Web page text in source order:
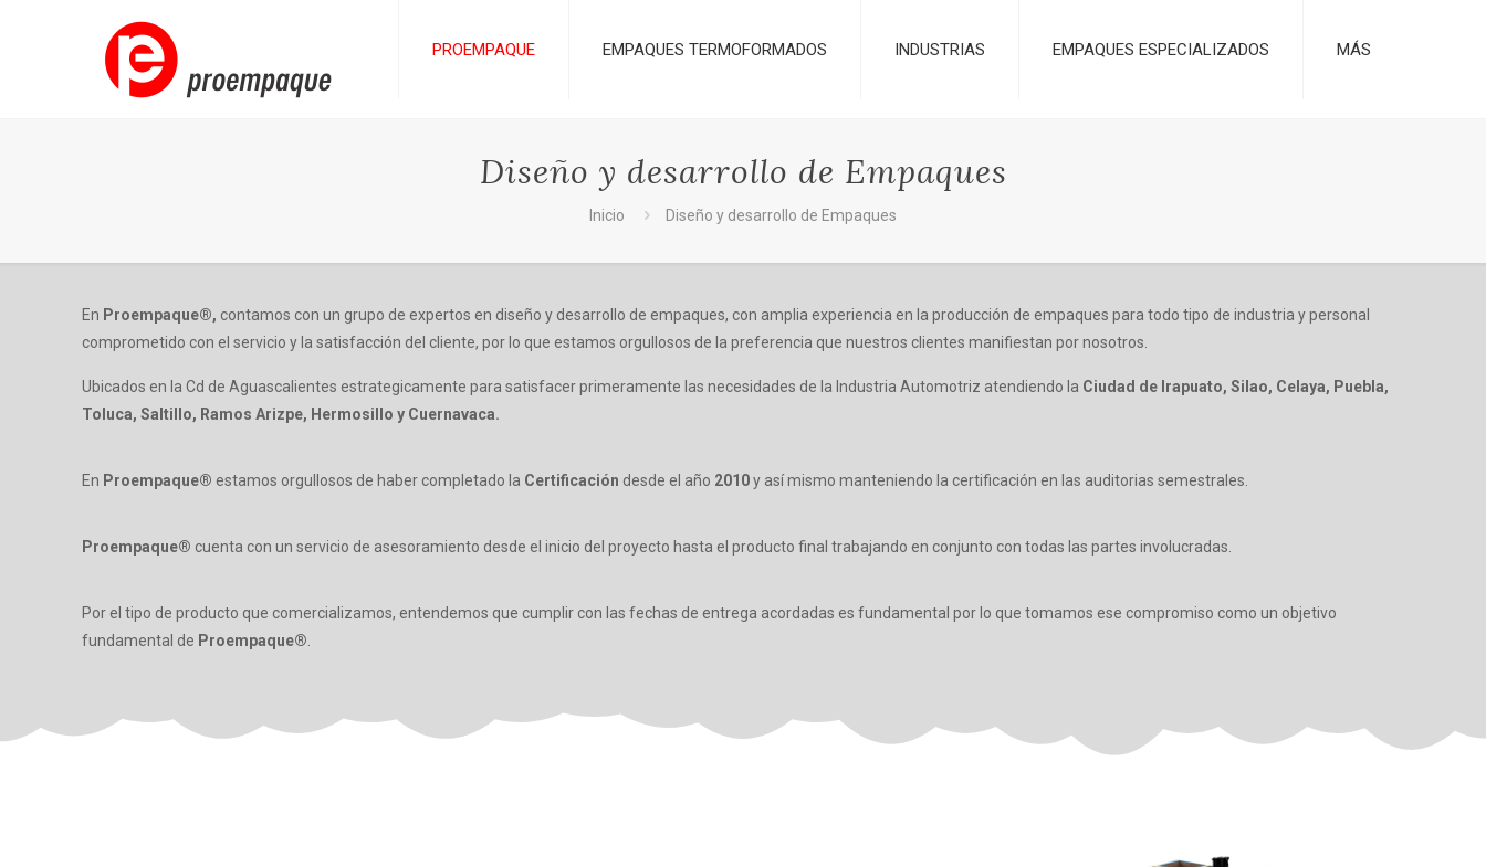
PROEMPAQUE EMPAQUES TERMOFORMADOS INDUSTRIAS EMPAQUES ESPECIALIZADOS MÁS
Diseño y desarrollo de Empaques
Inicio Diseño y desarrollo de Empaques
En Proempaque®, contamos con un grupo de expertos en diseño y desarrollo de empaques, con amplia experiencia en la producción de empaques para todo tipo de industria y personal
comprometido con el servicio y la satisfacción del cliente, por lo que estamos orgullosos de la preferencia que nuestros clientes manifiestan por nosotros.
Ubicados en la Cd de Aguascalientes estrategicamente para satisfacer primeramente las necesidades de la Industria Automotriz atendiendo la Ciudad de Irapuato, Silao, Celaya, Puebla,
Toluca, Saltillo, Ramos Arizpe, Hermosillo y Cuernavaca.
En Proempaque® estamos orgullosos de haber completado la Certificación desde el año 2010y así mismo manteniendo la certificación en las auditorias semestrales.
Proempaque® cuenta con un servicio de asesoramiento desde el inicio del proyecto hasta el producto final trabajando en conjunto con todas las partes involucradas.
Por el tipo de producto que comercializamos, entendemos que cumplir con las fechas de entrega acordadas es fundamental por lo que tomamos ese compromiso como un objetivo
fundamental de Proempaque®